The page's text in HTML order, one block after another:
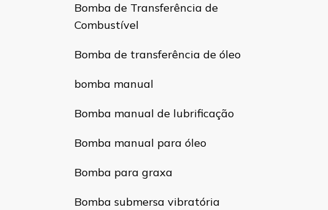
Bomba de Transferência de
Combustível
Bomba de transferência de óleo
bomba manual
Bomba manual de lubrificação
Bomba manual para óleo
Bomba para graxa
Bomba submersa vibratória